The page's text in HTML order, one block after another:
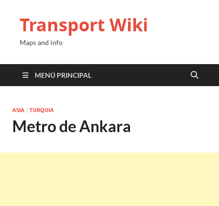
Transport Wiki
Maps and info
MENÚ PRINCIPAL
ASIA / TURQUIA
Metro de Ankara